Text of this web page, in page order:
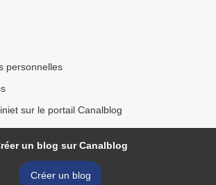
personnelles
sur le portail Canalblog
un blog sur Canalblog
Créer un blog